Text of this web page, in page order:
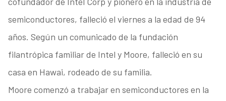
semiconductores, falleció el viernes a la edad de 94
años. Según un comunicado de la fundación
filantrópica familiar de Intel y Moore, falleció en su
casa en Hawai, rodeado de su familia.
Moore comenzó a trabajar en semiconductores en la